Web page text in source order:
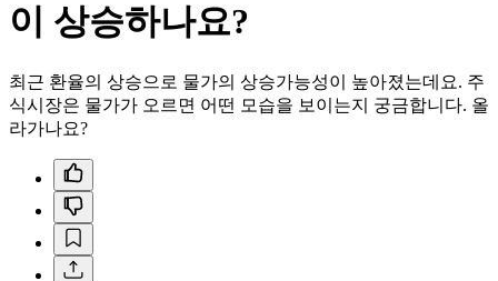
이 상승하나요?
최근 환율의 상승으로 물가의 상승가능성이 높아졌는데요. 주
식시장은 물가가 오르면 어떤 모습을 보이는지 궁금합니다. 올
라가나요?